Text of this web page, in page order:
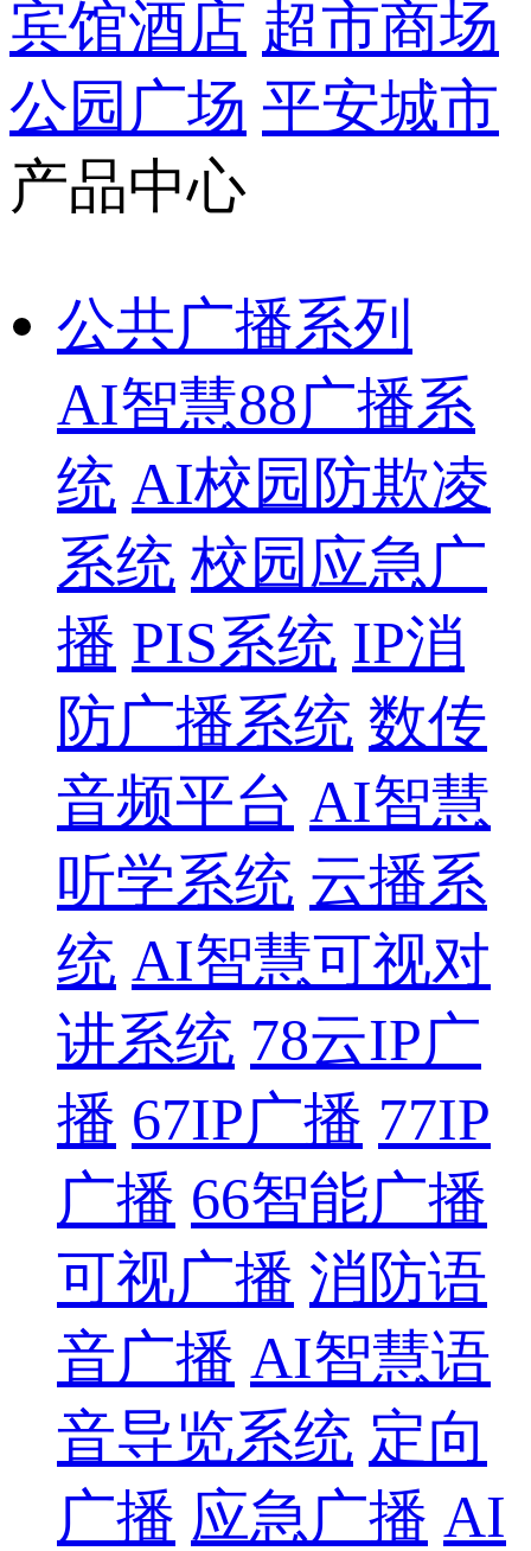
宾馆酒店 超市商场
公园广场 平安城市
产品中心
公共广播系列
AI智慧88广播系
统 AI校园防欺凌
系统 校园应急广
播 PIS系统 IP消
防广播系统 数传
音频平台 AI智慧
听学系统 云播系
统 AI智慧可视对
讲系统 78云IP广
播 67IP广播 77IP
广播 66智能广播
可视广播 消防语
音广播 AI智慧语
音导览系统 定向
广播 应急广播 AI